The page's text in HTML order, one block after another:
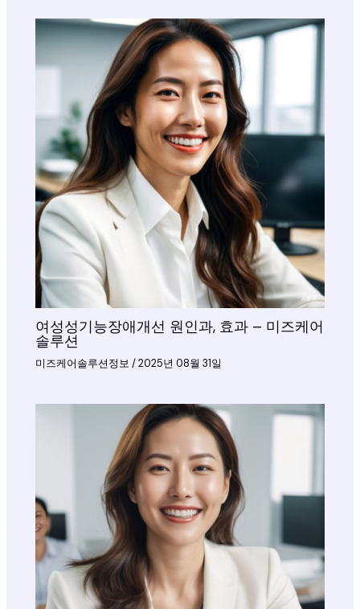
여성성기능장애개선 원인과, 효과 – 미즈케어
솔루션
미즈케어솔루션정보 /2025년 08월 31일